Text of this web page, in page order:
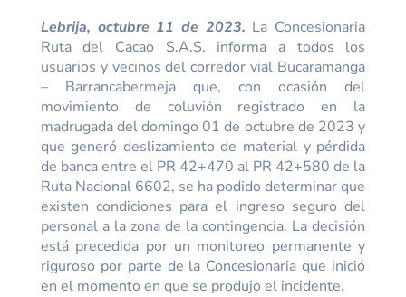
Lebrija, octubre 11 de 2023. La Concesionaria
Ruta del Cacao S.A.S. informa a todos los
usuarios y vecinos del corredor vial Bucaramanga
– Barrancabermeja que, con ocasión del
movimiento de coluvión registrado en la
madrugada del domingo 01 de octubre de 2023 y
que generó deslizamiento de material y pérdida
de banca entre el PR 42+470 al PR 42+580 de la
Ruta Nacional 6602, se ha podido determinar que
existen condiciones para el ingreso seguro del
personal a la zona de la contingencia. La decisión
está precedida por un monitoreo permanente y
riguroso por parte de la Concesionaria que inició
en el momento en que se produjo el incidente.